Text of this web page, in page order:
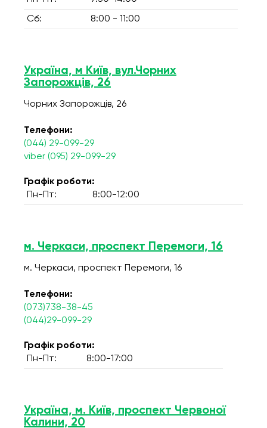
Сб: 8:00 - 11:00
Україна, м Київ, вул.Чорних
Запорожців, 26
Чорних Запорожців, 26
Телефони:
(044) 29-099-29
viber (095) 29-099-29
Графік роботи:
Пн-Пт:
8:00-12:00
м. Черкаси, проспект Перемоги, 16
м. Черкаси, проспект Перемоги, 16
Телефони:
(073)738-38-45
(044)29-099-29
Графік роботи:
Пн-Пт:
8:00-17:00
Україна, м. Київ, проспект Червоної
Калини, 20